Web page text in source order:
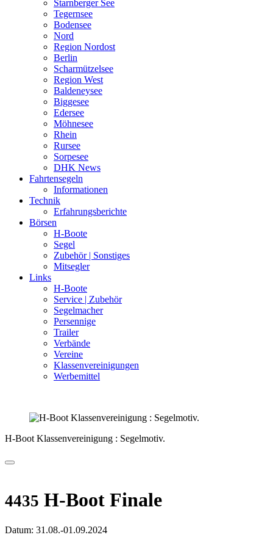
Starnberger See
Tegernsee
Bodensee
Nord
Region Nordost
Berlin
Scharmützelsee
Region West
Baldeneysee
Biggesee
Edersee
Möhnesee
Rhein
Rursee
Sorpesee
DHK News
Fahrtensegeln
Informationen
Technik
Erfahrungsberichte
Börsen
H-Boote
Segel
Zubehör | Sonstiges
Mitsegler
Links
H-Boote
Service | Zubehör
Segelmacher
Persennige
Trailer
Verbände
Vereine
Klassenvereinigungen
Werbemittel
H-Boot Klassenvereinigung : Segelmotiv.
4435 H-Boot Finale
Datum: 31.08.-01.09.2024